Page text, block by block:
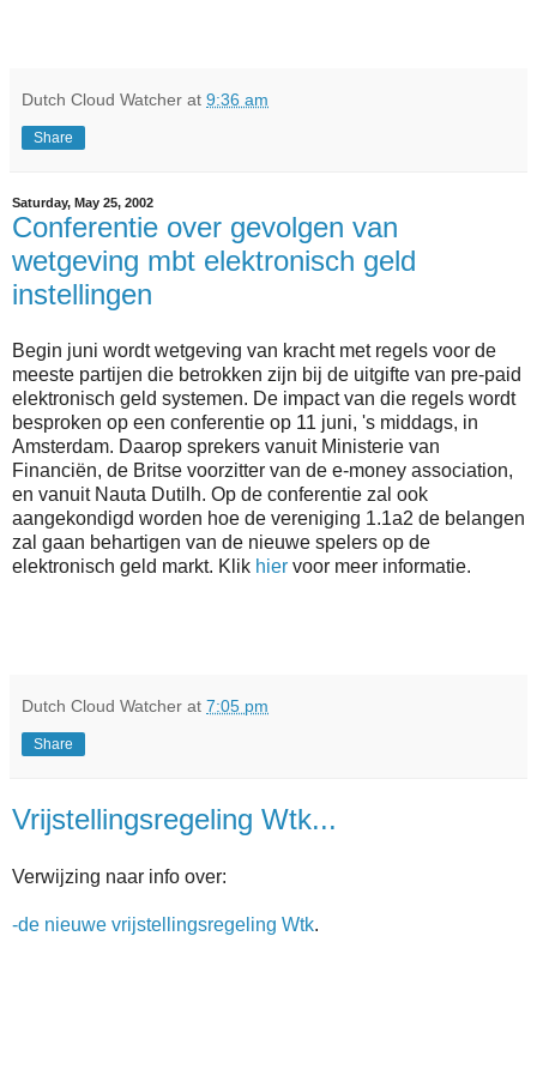
Dutch Cloud Watcher at 9:36 am
Share
Saturday, May 25, 2002
Conferentie over gevolgen van
wetgeving mbt elektronisch geld
instellingen
Begin juni wordt wetgeving van kracht met regels voor de
meeste partijen die betrokken zijn bij de uitgifte van pre-paid
elektronisch geld systemen. De impact van die regels wordt
besproken op een conferentie op 11 juni, 's middags, in
Amsterdam. Daarop sprekers vanuit Ministerie van
Financiën, de Britse voorzitter van de e-money association,
en vanuit Nauta Dutilh. Op de conferentie zal ook
aangekondigd worden hoe de vereniging 1.1a2 de belangen
zal gaan behartigen van de nieuwe spelers op de
elektronisch geld markt. Klik hier voor meer informatie.
Dutch Cloud Watcher at 7:05 pm
Share
Vrijstellingsregeling Wtk...
Verwijzing naar info over:
-de nieuwe vrijstellingsregeling Wtk.